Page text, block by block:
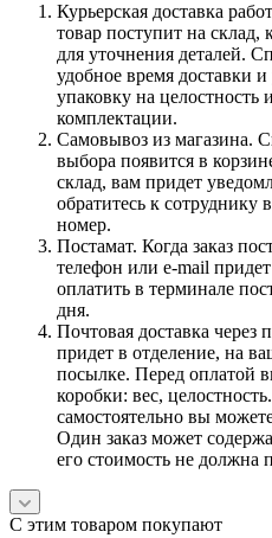
Курьерская доставка
товар поступит на склад,
для уточнения деталей.
удобное время доставки
упаковку на целостность
комплектации.
Самовывоз из магазина.
выбора появится в
склад, вам придет
обратитесь к сотруднику
номер.
Постамат. Когда заказ
телефон или e-mail
оплатить в терминале
дня.
Почтовая доставка через
придет в отделение, на
посылке. Перед оплатой
коробки: вес,
самостоятельно вы
Один заказ может
его стоимость не должна
С этим товаром покупают